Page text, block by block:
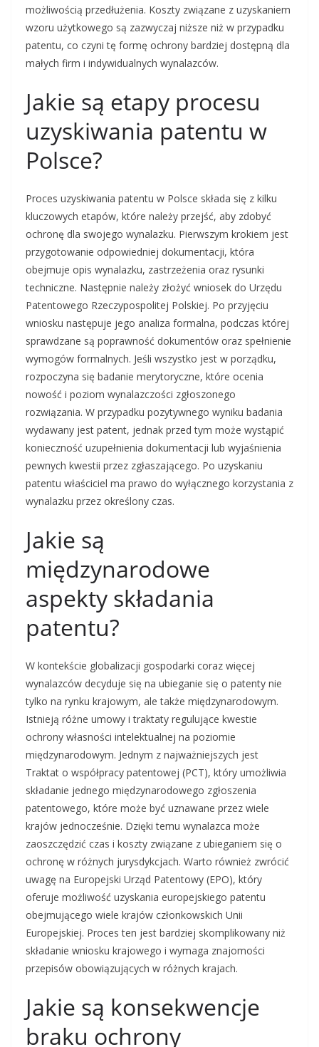
możliwością przedłużenia. Koszty związane z uzyskaniem
wzoru użytkowego są zazwyczaj niższe niż w przypadku
patentu, co czyni tę formę ochrony bardziej dostępną dla
małych firm i indywidualnych wynalazców.
Jakie są etapy procesu
uzyskiwania patentu w
Polsce?
Proces uzyskiwania patentu w Polsce składa się z kilku
kluczowych etapów, które należy przejść, aby zdobyć
ochronę dla swojego wynalazku. Pierwszym krokiem jest
przygotowanie odpowiedniej dokumentacji, która
obejmuje opis wynalazku, zastrzeżenia oraz rysunki
techniczne. Następnie należy złożyć wniosek do Urzędu
Patentowego Rzeczypospolitej Polskiej. Po przyjęciu
wniosku następuje jego analiza formalna, podczas której
sprawdzane są poprawność dokumentów oraz spełnienie
wymogów formalnych. Jeśli wszystko jest w porządku,
rozpoczyna się badanie merytoryczne, które ocenia
nowość i poziom wynalazczości zgłoszonego
rozwiązania. W przypadku pozytywnego wyniku badania
wydawany jest patent, jednak przed tym może wystąpić
konieczność uzupełnienia dokumentacji lub wyjaśnienia
pewnych kwestii przez zgłaszającego. Po uzyskaniu
patentu właściciel ma prawo do wyłącznego korzystania z
wynalazku przez określony czas.
Jakie są
międzynarodowe
aspekty składania
patentu?
W kontekście globalizacji gospodarki coraz więcej
wynalazców decyduje się na ubieganie się o patenty nie
tylko na rynku krajowym, ale także międzynarodowym.
Istnieją różne umowy i traktaty regulujące kwestie
ochrony własności intelektualnej na poziomie
międzynarodowym. Jednym z najważniejszych jest
Traktat o współpracy patentowej (PCT), który umożliwia
składanie jednego międzynarodowego zgłoszenia
patentowego, które może być uznawane przez wiele
krajów jednocześnie. Dzięki temu wynalazca może
zaoszczędzić czas i koszty związane z ubieganiem się o
ochronę w różnych jurysdykcjach. Warto również zwrócić
uwagę na Europejski Urząd Patentowy (EPO), który
oferuje możliwość uzyskania europejskiego patentu
obejmującego wiele krajów członkowskich Unii
Europejskiej. Proces ten jest bardziej skomplikowany niż
składanie wniosku krajowego i wymaga znajomości
przepisów obowiązujących w różnych krajach.
Jakie są konsekwencje
braku ochrony